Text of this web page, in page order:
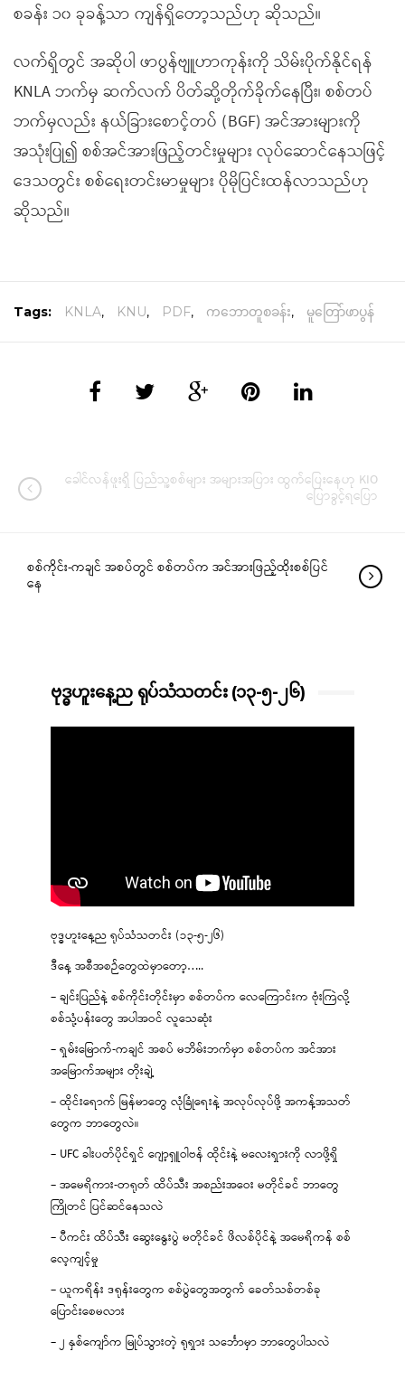
စခန်း ၁၀ ခုခန့်သာ ကျန်ရှိတော့သည်ဟု ဆိုသည်။
လက်ရှိတွင် အဆိုပါ ဖာပွန်ဗျူဟာကုန်းကို သိမ်းပိုက်နိုင်ရန်
KNLA ဘက်မှ ဆက်လက် ပိတ်ဆို့တိုက်ခိုက်နေပြီး၊ စစ်တပ်
ဘက်မှလည်း နယ်ခြားစောင့်တပ် (BGF) အင်အားများကို
အသုံးပြု၍ စစ်အင်အားဖြည့်တင်းမှုများ လုပ်ဆောင်နေသဖြင့်
ဒေသတွင်း စစ်ရေးတင်းမာမှုများ ပိုမိုပြင်းထန်လာသည်ဟု
ဆိုသည်။
Tags: KNLA, KNU, PDF, ကဘောတူစခန်း, မူတြော်ဖာပွန်
ခေါင်လန်ဖူးရှိ ပြည်သူ့စစ်များ အများအပြား ထွက်ပြေးနေဟု KIO
ပြောခွင့်ရပြော
စစ်ကိုင်း-ကချင် အစပ်တွင် စစ်တပ်က အင်အားဖြည့်ထိုးစစ်ပြင်
နေ
ဗုဒ္ဓဟူးနေ့ည ရုပ်သံသတင်း (၁၃-၅-၂၆)
ဗုဒ္ဓဟူးနေ့ည ရုပ်သံသတင်း (၁၃-၅-၂၆)
ဒီနေ့ အစီအစဉ်တွေထဲမှာတော့…..
– ချင်းပြည်နဲ့ စစ်ကိုင်းတိုင်းမှာ စစ်တပ်က လေကြောင်းက ဗုံးကြဲလို့
စစ်သုံ့ပန်းတွေ အပါအဝင် လူသေဆုံး
– ရှမ်းမြောက်-ကချင် အစပ် မဘိမ်းဘက်မှာ စစ်တပ်က အင်အား
အမြောက်အများ တိုးချဲ့
– ထိုင်းရောက် မြန်မာတွေ လုံခြုံရေးနဲ့ အလုပ်လုပ်ဖို့ အကန့်အသတ်
တွေက ဘာတွေလဲ။
– UFC ခါးပတ်ပိုင်ရှင် ဂျော့ရှူဝါဗန် ထိုင်းနဲ့ မလေးရှားကို လာဖို့ရှိ
– အမေရိကား-တရုတ် ထိပ်သီး အစည်းအဝေး မတိုင်ခင် ဘာတွေ
ကြိုတင် ပြင်ဆင်နေသလဲ
– ပီကင်း ထိပ်သီး ဆွေးနွေးပွဲ မတိုင်ခင် ဖိလစ်ပိုင်နဲ့ အမေရိကန် စစ်
လေ့ကျင့်မှု
– ယူကရိန်း ဒရုန်းတွေက စစ်ပွဲတွေအတွက် ခေတ်သစ်တစ်ခု
ပြောင်းစေမလား
– ၂ နှစ်ကျော်က မြုပ်သွားတဲ့ ရုရှား သင်္ဘောမှာ ဘာတွေပါသလဲ